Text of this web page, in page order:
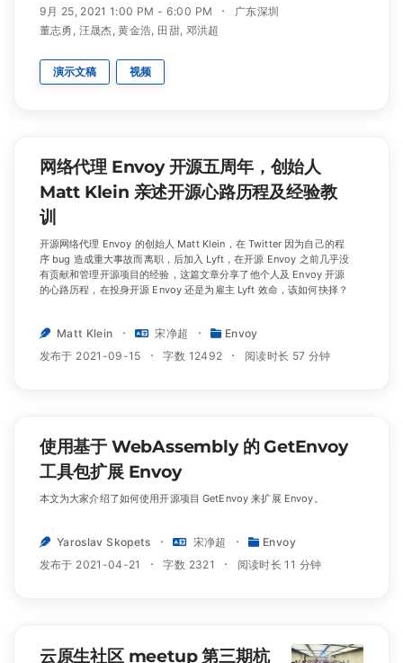
9月 25, 2021 1:00 PM - 6:00 PM
广东深圳
董志勇 , 汪晟杰,黄金浩, 田甜, 邓洪超
演示文稿 视频
网络代理 Envoy 开源五周年，创始人
Matt Klein 亲述开源心路历程及经验教
训
开源网络代理 Envoy 的创始人 Matt Klein，在 Twitter 因为自己的程
序 bug 造成重大事故而离职，后加入 Lyft，在开源 Envoy 之前几乎没
有贡献和管理开源项目的经验，这篇文章分享了他个人及 Envoy 开源
的心路历程，在投身开源 Envoy 还是为雇主 Lyft 效命，该如何抉择？
Matt Klein 宋净超
Envoy
发布于 2021-09-15
字数 12492 阅读时长 57 分钟
使用基于 WebAssembly 的 GetEnvoy
工具包扩展 Envoy
本文为大家介绍了如何使用开源项目 GetEnvoy 来扩展 Envoy。
Yaroslav Skopets 宋净超
Envoy
发布于 2021-04-21
字数 2321 阅读时长 11 分钟
云原生社区 meetup 第三期杭